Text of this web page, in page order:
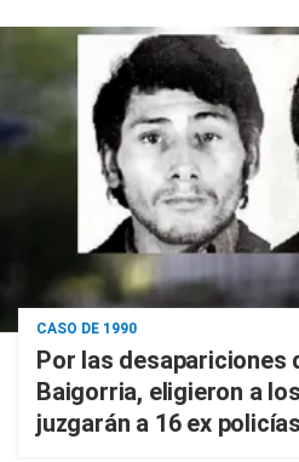
CASO DE 1990
Por las desapariciones
Baigorria, eligieron a
juzgarán a 16 ex policías